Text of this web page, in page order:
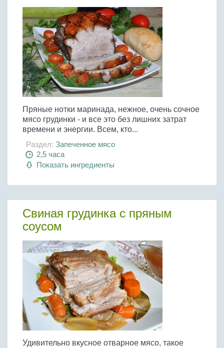
Пряные нотки маринада, нежное, очень сочное
мясо грудинки - и все это без лишних затрат
времени и энергии. Всем, кто...
Раздел: Запеченное мясо
2,5 часа
Показать ингредиенты
Свиная грудинка с пряным
соусом
Удивительно вкусное отварное мясо, такое